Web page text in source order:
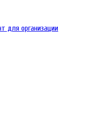
для организации